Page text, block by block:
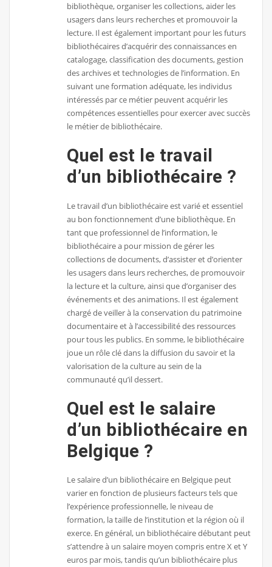
bibliothèque, organiser les collections, aider les
usagers dans leurs recherches et promouvoir la
lecture. Il est également important pour les futurs
bibliothécaires d’acquérir des connaissances en
catalogage, classification des documents, gestion
des archives et technologies de l’information. En
suivant une formation adéquate, les individus
intéressés par ce métier peuvent acquérir les
compétences essentielles pour exercer avec succès
le métier de bibliothécaire.
Quel est le travail
d’un bibliothécaire ?
Le travail d’un bibliothécaire est varié et essentiel
au bon fonctionnement d’une bibliothèque. En
tant que professionnel de l’information, le
bibliothécaire a pour mission de gérer les
collections de documents, d’assister et d’orienter
les usagers dans leurs recherches, de promouvoir
la lecture et la culture, ainsi que d’organiser des
événements et des animations. Il est également
chargé de veiller à la conservation du patrimoine
documentaire et à l’accessibilité des ressources
pour tous les publics. En somme, le bibliothécaire
joue un rôle clé dans la diffusion du savoir et la
valorisation de la culture au sein de la
communauté qu’il dessert.
Quel est le salaire
d’un bibliothécaire en
Belgique ?
Le salaire d’un bibliothécaire en Belgique peut
varier en fonction de plusieurs facteurs tels que
l’expérience professionnelle, le niveau de
formation, la taille de l’institution et la région où il
exerce. En général, un bibliothécaire débutant peut
s’attendre à un salaire moyen compris entre X et Y
euros par mois, tandis qu’un bibliothécaire plus